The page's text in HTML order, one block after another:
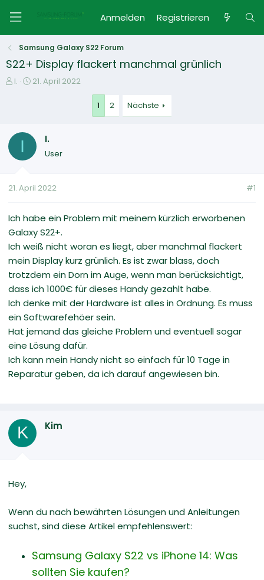
Anmelden Registrieren
Samsung Galaxy S22 Forum
S22+ Display flackert manchmal grünlich
E
e
I.
E
l
m
21. April 2022
1 2 Nächste
I I.
User
21. April 2022 #1
Ich habe ein Problem mit meinem kürzlich erworbenen
Galaxy S22+.
Ich weiß nicht woran es liegt, aber manchmal flackert
mein Display kurz grünlich. Es ist zwar blass, doch
trotzdem ein Dorn im Auge, wenn man berücksichtigt,
dass ich 1000€ für dieses Handy gezahlt habe.
Ich denke mit der Hardware ist alles in Ordnung. Es muss
ein Softwarefehöer sein.
Hat jemand das gleiche Problem und eventuell sogar
eine Lösung dafür.
Ich kann mein Handy nicht so einfach für 10 Tage in
Reparatur geben, da ich darauf angewiesen bin.
K Kim
Hey,
Wenn du nach bewährten Lösungen und Anleitungen
suchst, sind diese Artikel empfehlenswert:
Samsung Galaxy S22 vs iPhone 14: Was
sollten Sie kaufen?